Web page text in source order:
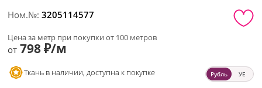
Ном.№:3205114577
Цена за метр при покупки от 100 метров
от 798 ₽/м
Ткань в наличии, доступна к покупке Рубль УЕ